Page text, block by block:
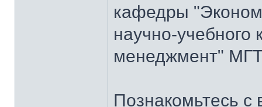
кафедры
научно-
менеджмент"
Познакомьтесь с